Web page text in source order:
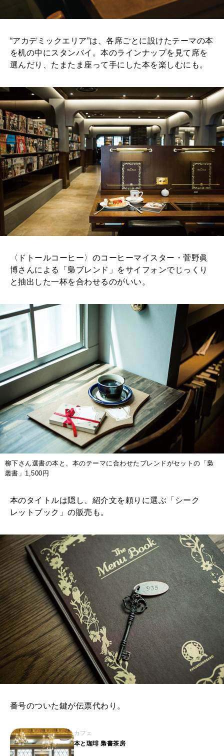
“アカデミックエリア”は、各席ごとに設けたテーマの本
を机の中にスタンバイ。本のラインナップを見て席を
選んだり、たまたま座って手にした本を楽しむにも。
〈ドトールコーヒー〉のコーヒーマイスター・菅野眞
博さんによる「梟ブレンド」をサイフォンでじっくり
と抽出した一杯を合わせるのがいい。
柳下さん選書の本と、本のテーマに合わせたブレンドがセットの「梟
叢書」1,500円
本のタイトルは隠し、紹介文を頼りに選ぶ「シーク
レットブック」の販売も。
番号のついた鍵が伝票代わり。
カフェ
本と珈琲 梟書茶房